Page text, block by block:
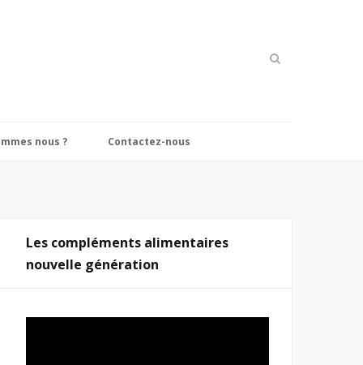
nous ? Contactez-nous
Les compléments alimentaires
nouvelle génération